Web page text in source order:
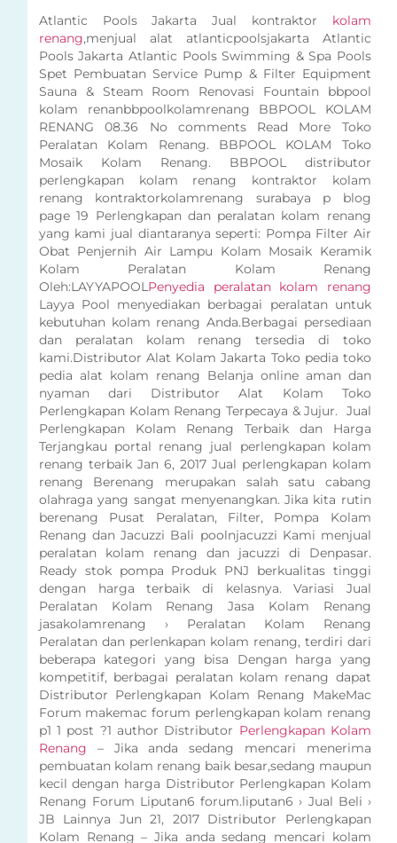
Atlantic Pools Jakarta Jual kontraktor kolam
renang,menjual alat atlanticpoolsjakarta Atlantic
Pools Jakarta Atlantic Pools Swimming & Spa Pools
Spet Pembuatan Service Pump & Filter Equipment
Sauna & Steam Room Renovasi Fountain bbpool
kolam renanbbpoolkolamrenang BBPOOL KOLAM
RENANG 08.36 No comments Read More Toko
Peralatan Kolam Renang. BBPOOL KOLAM Toko
Mosaik Kolam Renang. BBPOOL distributor
perlengkapan kolam renang kontraktor kolam
renang kontraktorkolamrenang surabaya p blog
page 19 Perlengkapan dan peralatan kolam renang
yang kami jual diantaranya seperti: Pompa Filter Air
Obat Penjernih Air Lampu Kolam Mosaik Keramik
Kolam Peralatan Kolam Renang
Oleh:LAYYAPOOLPenyedia peralatan kolam renang
Layya Pool menyediakan berbagai peralatan untuk
kebutuhan kolam renang Anda.Berbagai persediaan
dan peralatan kolam renang tersedia di toko
kami.Distributor Alat Kolam Jakarta Toko pedia toko
pedia alat kolam renang Belanja online aman dan
nyaman dari Distributor Alat Kolam Toko
Perlengkapan Kolam Renang Terpecaya & Jujur. Jual
Perlengkapan Kolam Renang Terbaik dan Harga
Terjangkau portal renang jual perlengkapan kolam
renang terbaik Jan 6, 2017 Jual perlengkapan kolam
renang Berenang merupakan salah satu cabang
olahraga yang sangat menyenangkan. Jika kita rutin
berenang Pusat Peralatan, Filter, Pompa Kolam
Renang dan Jacuzzi Bali poolnjacuzzi Kami menjual
peralatan kolam renang dan jacuzzi di Denpasar.
Ready stok pompa Produk PNJ berkualitas tinggi
dengan harga terbaik di kelasnya. Variasi Jual
Peralatan Kolam Renang Jasa Kolam Renang
jasakolamrenang › Peralatan Kolam Renang
Peralatan dan perlenkapan kolam renang, terdiri dari
beberapa kategori yang bisa Dengan harga yang
kompetitif, berbagai peralatan kolam renang dapat
Distributor Perlengkapan Kolam Renang MakeMac
Forum makemac forum perlengkapan kolam renang
p1 1 post ?1 author Distributor Perlengkapan Kolam
Renang – Jika anda sedang mencari menerima
pembuatan kolam renang baik besar,sedang maupun
kecil dengan harga Distributor Perlengkapan Kolam
Renang Forum Liputan6 forum.liputan6 › Jual Beli ›
JB Lainnya Jun 21, 2017 Distributor Perlengkapan
Kolam Renang – Jika anda sedang mencari kolam